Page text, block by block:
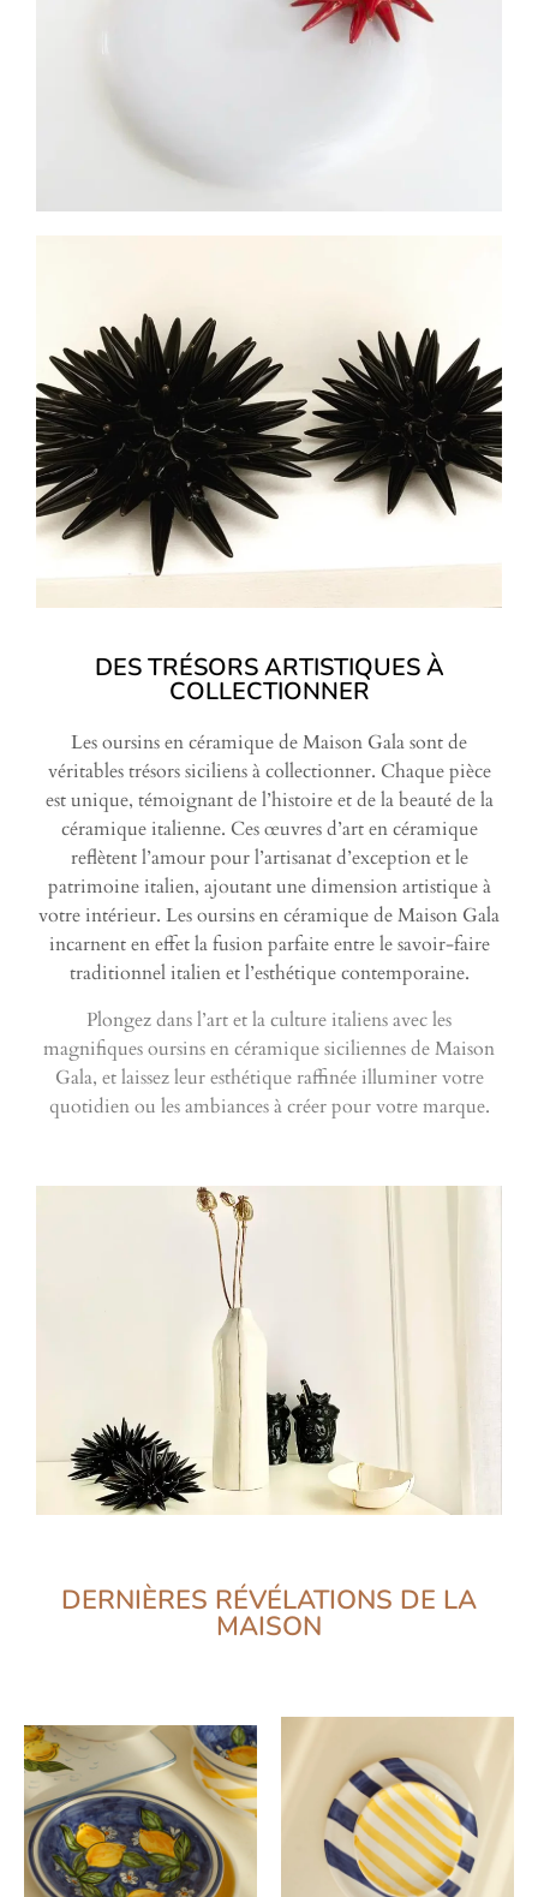
DES TRÉSORS ARTISTIQUES À
COLLECTIONNER
Les oursins en céramique de Maison Gala sont de
véritables trésors siciliens à collectionner. Chaque pièce
est unique, témoignant de l’histoire et de la beauté de la
céramique italienne. Ces œuvres d’art en céramique
reflètent l’amour pour l’artisanat d’exception et le
patrimoine italien, ajoutant une dimension artistique à
votre intérieur. Les oursins en céramique de Maison Gala
incarnent en effet la fusion parfaite entre le savoir-faire
traditionnel italien et l’esthétique contemporaine.
Plongez dans l’art et la culture italiens avec les
magnifiques oursins en céramique siciliennes de Maison
Gala, et laissez leur esthétique raffinée illuminer votre
quotidien ou les ambiances à créer pour votre marque.
DERNIÈRES RÉVÉLATIONS DE LA
MAISON